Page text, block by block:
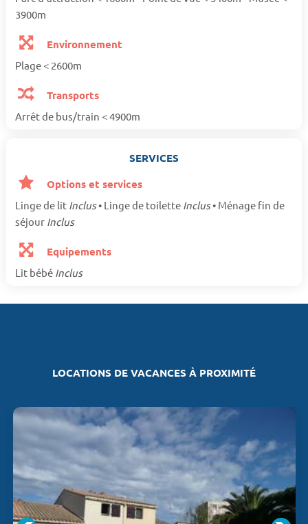
3900m
Environnement
Plage < 2600m
Transports
Arrêt de bus/train < 4900m
SERVICES
Options et services
Linge de lit Inclus• Linge de toilette Inclus• Ménage fin de
séjour Inclus
Equipements
Lit bébé Inclus
LOCATIONS DE VACANCES À PROXIMITÉ